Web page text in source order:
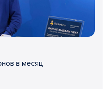
в месяц